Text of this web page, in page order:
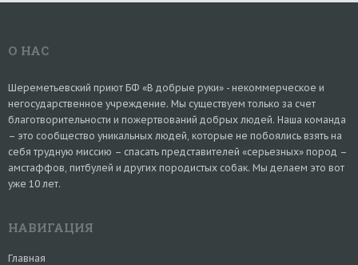
О НАС
Шереметьевский приют БФ «В добрые руки» - некоммерческое и
негосударственное учреждение. Мы существуем только за счет
благотворительности и пожертвований добрых людей. Наша команда
– это сообщество уникальных людей, которые не побоялись взять на
себя трудную миссию – спасать представителей «серьезных» пород –
амстаффов, питбулей и других породистых собак. Мы делаем это вот
уже 10 лет.
НАВИГАЦИЯ
Главная